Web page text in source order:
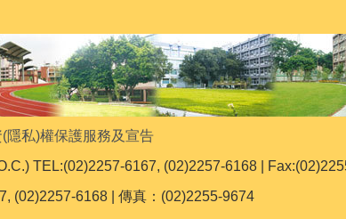
隱私)權保護服務及宣告
TEL:(02)2257-6167, (02)2257-6168 |
(02)2257-6168 | 傳真：(02)2255-9674